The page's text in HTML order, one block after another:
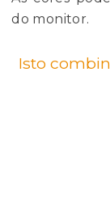
do monitor.
Isto